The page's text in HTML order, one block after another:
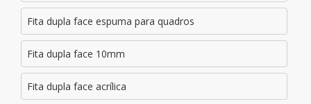
Fita dupla face espuma para quadros
Fita dupla face 10mm
Fita dupla face acrílica